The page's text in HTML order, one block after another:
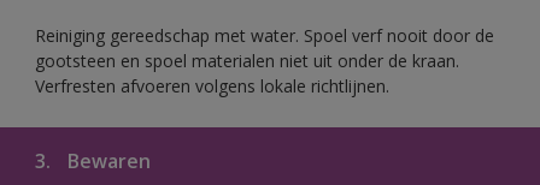
Reiniging gereedschap met water. Spoel verf nooit door de
gootsteen en spoel materialen niet uit onder de kraan.
Verfresten afvoeren volgens lokale richtlijnen.
3. Bewaren